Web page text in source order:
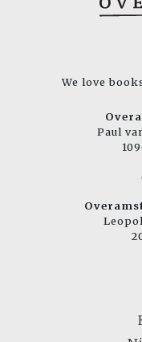
We love
Paul